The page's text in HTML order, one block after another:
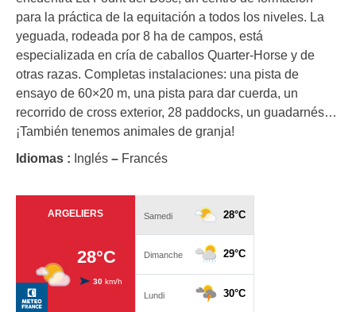
para la práctica de la equitación a todos los niveles. La
yeguada, rodeada por 8 ha de campos, está
especializada en cría de caballos Quarter-Horse y de
otras razas. Completas instalaciones: una pista de
ensayo de 60×20 m, una pista para dar cuerda, un
recorrido de cross exterior, 28 paddocks, un guadarnés…
¡También tenemos animales de granja!
Idiomas : Inglés – Francés